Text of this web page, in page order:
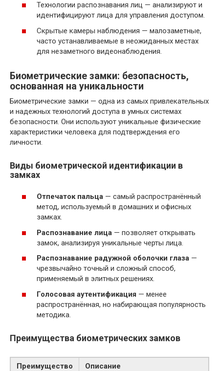
Технологии распознавания лиц — анализируют и
идентифицируют лица для управления доступом.
Скрытые камеры наблюдения — малозаметные,
часто устанавливаемые в неожиданных местах
для незаметного видеонаблюдения.
Биометрические замки: безопасность,
основанная на уникальности
Биометрические замки — одна из самых привлекательных
и надежных технологий доступа в умных системах
безопасности. Они используют уникальные физические
характеристики человека для подтверждения его
личности.
Виды биометрической идентификации в
замках
Отпечаток пальца — самый распространённый
метод, используемый в домашних и офисных
замках.
Распознавание лица — позволяет открывать
замок, анализируя уникальные черты лица.
Распознавание радужной оболочки глаза —
чрезвычайно точный и сложный способ,
применяемый в элитных решениях.
Голосовая аутентификация — менее
распространённая, но набирающая популярность
методика.
Преимущества биометрических замков
Преимущество
Описание